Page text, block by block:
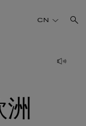
CN